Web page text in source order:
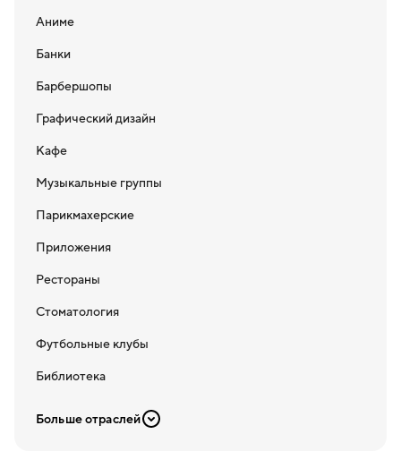
Аниме
Банки
Барбершопы
Графический дизайн
Кафе
Музыкальные группы
Парикмахерские
Приложения
Рестораны
Стоматология
Футбольные клубы
Библиотека
Больше отраслей